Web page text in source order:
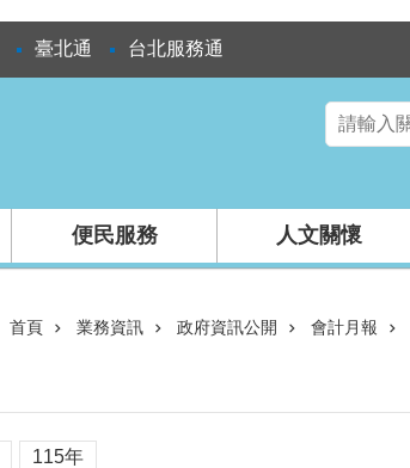
臺北通 台北服務通
便民服務 人文關懷
首頁 業務資訊 政府資訊公開 會計月報
115年